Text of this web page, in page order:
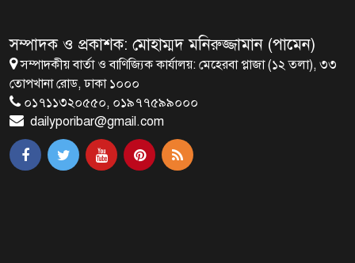
জাতীয়তাবাদ, জুলাই ও ভবিষ্যতের
ব্রাক্ষণবাড়িয়ায় বইপড়া কর্মসূচীর
শুভসূচনা
সম্পাদক ও প্রকাশক: মোহাম্মদ মনিরুজ্জামান (পামেন)
সম্পাদকীয় বার্তা ও বাণিজ্যিক কার্যালয়: মেহেরবা প্লাজা (১২ তলা), ৩৩
তোপখানা রোড, ঢাকা ১০০০
০১৭১১৩২০৫৫০, ০১৯৭৭৫৯৯০০০
dailyporibar@gmail.com